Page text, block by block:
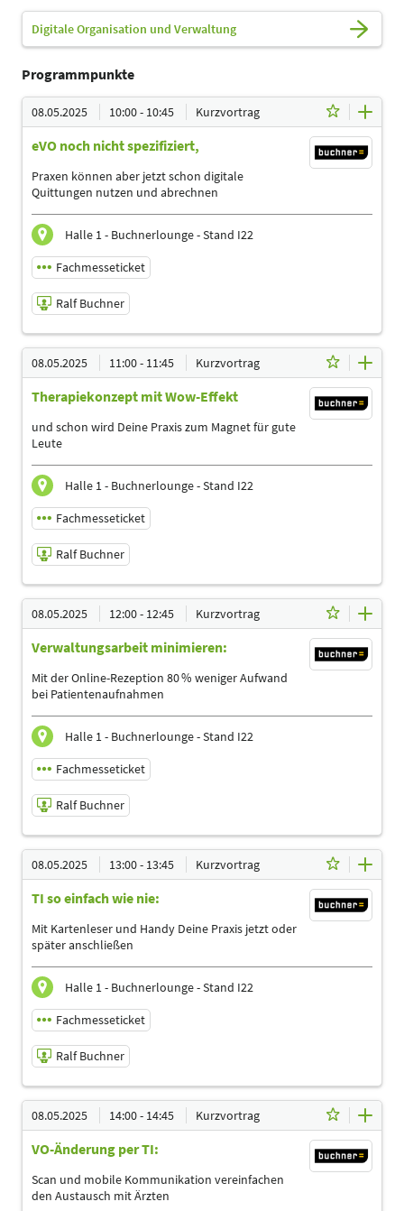
Digitale Organisation und Verwaltung
Programmpunkte
08.05.2025 10:00 - 10:45 Kurzvortrag
eVO noch nicht spezifiziert,
Praxen können aber jetzt schon digitale
Quittungen nutzen und abrechnen
Halle 1 - Buchnerlounge - Stand I22
Fachmesseticket
Ralf Buchner
08.05.2025 | 10:00 - 10:45
Ralf Buchner
Referent
Sprache
Themen
Ergotherapeuten | Logopäden, Sprachtherapeuten |
Sporttherapeuten
08.05.2025 11:00 - 11:45 Kurzvortrag
Therapiekonzept mit Wow-Effekt
und schon wird Deine Praxis zum Magnet für gute
Leute
Halle 1 - Buchnerlounge - Stand I22
Fachmesseticket
Ralf Buchner
08.05.2025 | 11:00 - 11:45
Ralf Buchner
Referent
Sprache
Deutsch
Themen
Ergotherapeuten | Heilpraktiker | Logopäden,
Podologen
08.05.2025 12:00 - 12:45 Kurzvortrag
Verwaltungsarbeit minimieren:
Mit der Online-Rezeption 80 % weniger Aufwand
bei Patientenaufnahmen
Halle 1 - Buchnerlounge - Stand I22
Fachmesseticket
Ralf Buchner
08.05.2025 | 12:00 - 12:45
Ralf Buchner
Referent
Sprache
Deutsch
Themen
Ergotherapeuten | Heilpraktiker | Logopäden,
Podologen
08.05.2025 13:00 - 13:45 Kurzvortrag
TI so einfach wie nie:
Mit Kartenleser und Handy Deine Praxis jetzt oder
später anschließen
Halle 1 - Buchnerlounge - Stand I22
Fachmesseticket
Ralf Buchner
08.05.2025 | 13:00 - 13:45
Ralf Buchner
Referent
Sprache
Deutsch
08.05.2025 14:00 - 14:45 Kurzvortrag
VO-Änderung per TI:
Scan und mobile Kommunikation vereinfachen
den Austausch mit Ärzten